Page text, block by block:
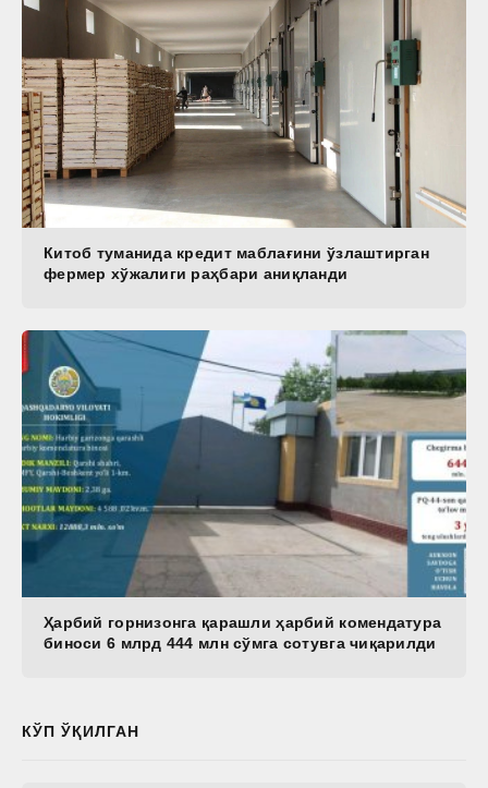
Китоб туманида кредит маблағини ўзлаштирган
фермер хўжалиги раҳбари аниқланди
Ҳарбий горнизонга қарашли ҳарбий комендатура
биноси 6 млрд 444 млн сўмга сотувга чиқарилди
КЎП ЎҚИЛГАН